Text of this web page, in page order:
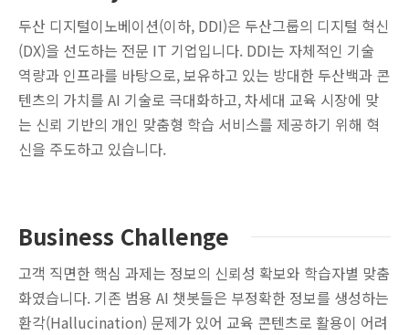
두산 디지털이노베이션(이하, DDI)은 두산그룹의 디지털 혁신
(DX)을 선도하는 전문 IT 기업입니다. DDI는 자체적인 기술
역량과 인프라를 바탕으로, 보유하고 있는 방대한 두산백과 콘
텐츠의 가치를 AI 기술로 극대화하고, 차세대 교육 시장에 맞
는 신뢰 기반의 개인 맞춤형 학습 서비스를 제공하기 위해 혁
신을 주도하고 있습니다.
Business Challenge
고객 직면한 핵심 과제는 정보의 신뢰성 확보와 학습자별 맞춤
화였습니다. 기존 범용 AI 챗봇들은 부정확한 정보를 생성하는
환각(Hallucination) 문제가 있어 교육 콘텐츠로 활용이 어려